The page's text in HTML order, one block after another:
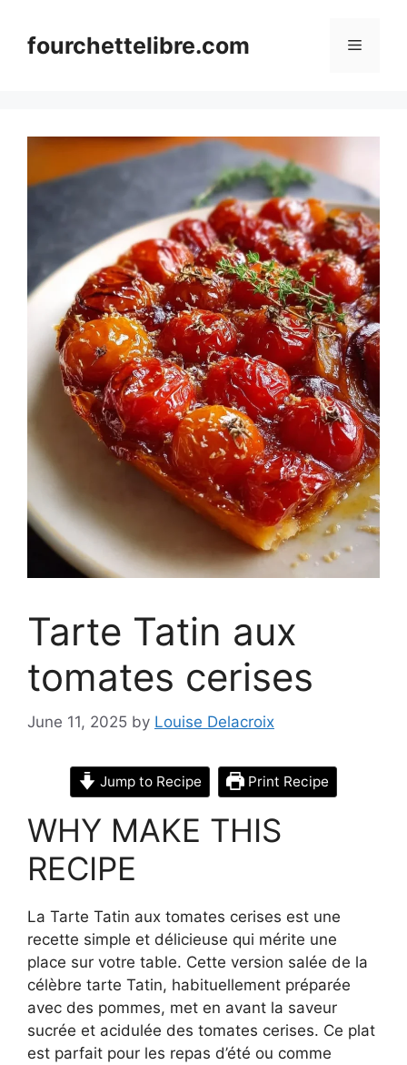
contentfourchettelibre.com Menu
Tarte Tatin aux
tomates cerises
June 11, 2025 by Louise Delacroix
Jump to Recipe Print Recipe
WHY MAKE THIS
RECIPE
La Tarte Tatin aux tomates cerises est une
recette simple et délicieuse qui mérite une
place sur votre table. Cette version salée de la
célèbre tarte Tatin, habituellement préparée
avec des pommes, met en avant la saveur
sucrée et acidulée des tomates cerises. Ce plat
est parfait pour les repas d’été ou comme